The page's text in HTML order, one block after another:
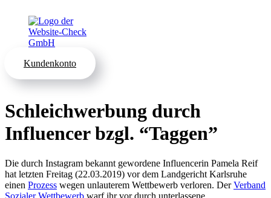
Kundenkonto
Schleichwerbung durch
Influencer bzgl. “Taggen”
Die durch Instagram bekannt gewordene Influencerin Pamela Reif
hat letzten Freitag (22.03.2019) vor dem Landgericht Karlsruhe
einen Prozess wegen unlauterem Wettbewerb verloren. DerVerband
Sozialer Wettbewerb warf ihr vor durch unterlassene